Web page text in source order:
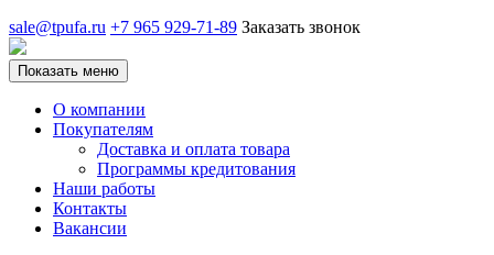
sale@tpufa.ru +7 965 929-71-89 Заказать звонок
Показать меню
О компании
Покупателям
Доставка и оплата товара
Программы кредитования
Наши работы
Контакты
Вакансии